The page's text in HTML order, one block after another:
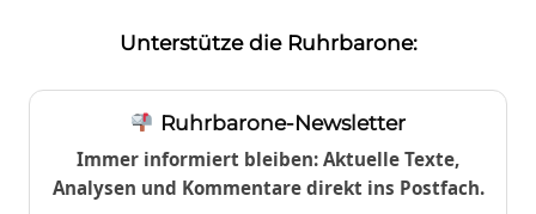
Unterstütze die Ruhrbarone:
Ruhrbarone-Newsletter
Immer informiert bleiben: Aktuelle Texte,
Analysen und Kommentare direkt ins Postfach.